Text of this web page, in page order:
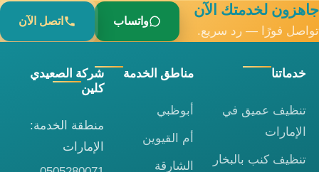
جاهزون لخدمتك الآن
تواصل فورًا — رد سريع.
واتساب اتصل الآن
خدماتنا
تنظيف عميق في
الإمارات
تنظيف كنب بالبخار
مناطق الخدمة
أبوظبي
أم القيوين
الشارقة
شركة الصعيدي
كلين
منطقة الخدمة:
الإمارات